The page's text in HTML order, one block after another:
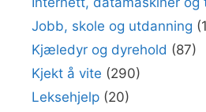
Jobb, skole og utdanning
Kjæledyr og dyrehold (87)
Kjekt å vite (290)
Leksehjelp (20)